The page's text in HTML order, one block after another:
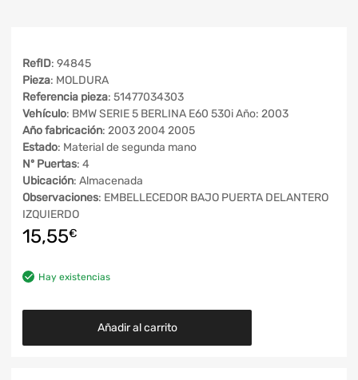
RefID: 94845
Pieza: MOLDURA
Referencia pieza: 51477034303
Vehículo: BMW SERIE 5 BERLINA E60 530i Año: 2003
Año fabricación: 2003 2004 2005
Estado: Material de segunda mano
Nº Puertas: 4
Ubicación: Almacenada
Observaciones: EMBELLECEDOR BAJO PUERTA DELANTERO
IZQUIERDO
15,55€
Hay existencias
Añadir al carrito